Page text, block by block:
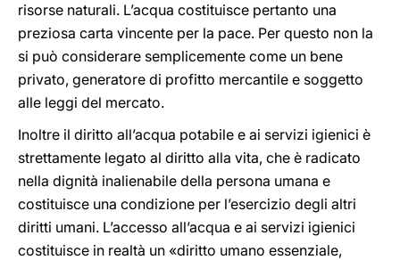
risorse naturali. L’acqua costituisce pertanto una
preziosa carta vincente per la pace. Per questo non la
si può considerare semplicemente come un bene
privato, generatore di profitto mercantile e soggetto
alle leggi del mercato.
Inoltre il diritto all’acqua potabile e ai servizi igienici è
strettamente legato al diritto alla vita, che è radicato
nella dignità inalienabile della persona umana e
costituisce una condizione per l’esercizio degli altri
diritti umani. L’accesso all’acqua e ai servizi igienici
costituisce in realtà un «diritto umano essenziale,